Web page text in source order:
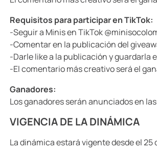
Requisitos para participar en TikTok:
-Seguir a Minis en TikTok
-Comentar en la publicación del
-Darle like a la publicación y guardarla
-El comentario más creativo será el
Ganadores:
Los ganadores serán anunciados en
VIGENCIA DE LA DINÁMICA
La dinámica estará vigente desde el